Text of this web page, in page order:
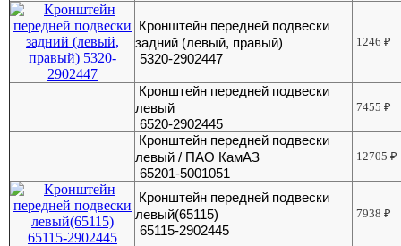
Кронштейн передней подвески
задний (левый, правый)
5320-2902447
1246₽
Кронштейн передней подвески
левый
6520-2902445
7455₽
Кронштейн передней подвески
левый / ПАО КамАЗ
65201-5001051
12705₽
Кронштейн передней подвески
левый(65115)
65115-2902445
7938₽